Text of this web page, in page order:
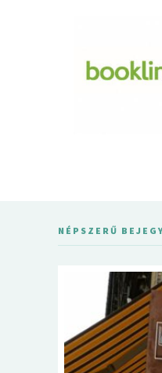
NÉPSZERŰ